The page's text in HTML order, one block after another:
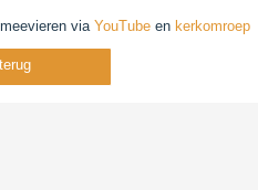
via YouTube en kerkomroep
terug